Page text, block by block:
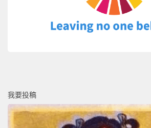
我要投稿